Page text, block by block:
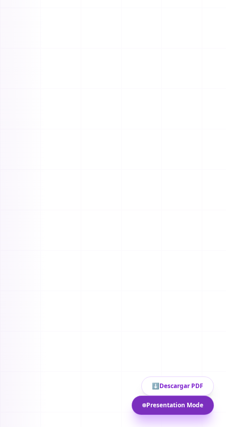
⬇Descargar PDF
Presentation Mode